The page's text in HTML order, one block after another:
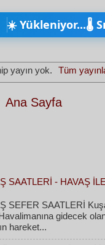
☀️ Yükleniyor...🌡️
yayın yok. Tüm
Ana Sayfa
SAATLERİ - HAVAŞ
SEFER SAATLERİ
gidecek
hareket...